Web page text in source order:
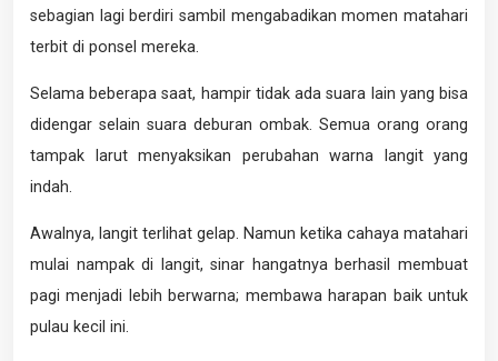
sebagian lagi berdiri sambil mengabadikan momen matahari
terbit di ponsel mereka.
Selama beberapa saat, hampir tidak ada suara lain yang bisa
didengar selain suara deburan ombak. Semua orang orang
tampak larut menyaksikan perubahan warna langit yang
indah.
Awalnya, langit terlihat gelap. Namun ketika cahaya matahari
mulai nampak di langit, sinar hangatnya berhasil membuat
pagi menjadi lebih berwarna; membawa harapan baik untuk
pulau kecil ini.